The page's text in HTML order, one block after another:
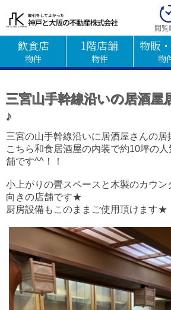
閲覧
飲食店
物件
1階店舗
物件
物販
物
三宮山手幹線沿いの居酒屋
♪
三宮の山手幹線沿いに居酒屋さんの居
こちら和食居酒屋の内装で約10坪の
舗です^^！！
小上がりの畳スペースと木製のカウン
向きの店舗です★
厨房設備もこのままご使用頂けます★